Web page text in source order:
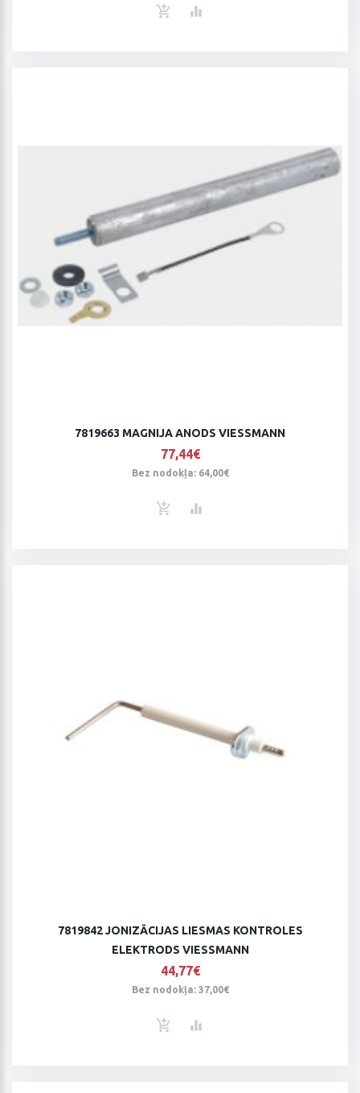
7819663 MAGNIJA ANODS VIESSMANN
77,44€
Bez nodokļa: 64,00€
7819842 JONIZĀCIJAS LIESMAS KONTROLES
ELEKTRODS VIESSMANN
44,77€
Bez nodokļa: 37,00€